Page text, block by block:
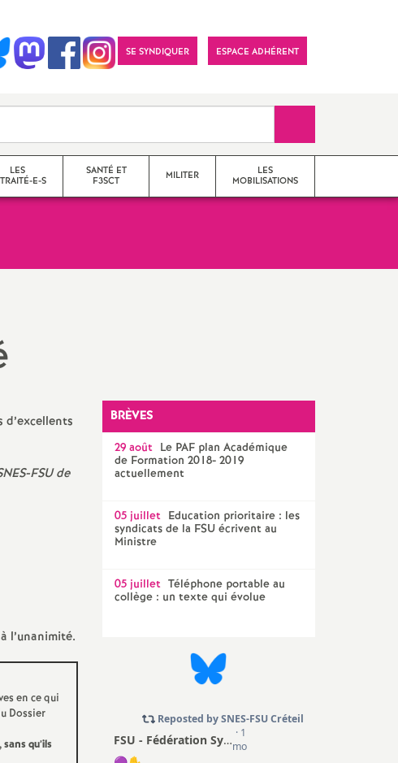
SE SYNDIQUER ESPACE ADHÉRENT
LES
E-S
SANTÉ ET
F3SCT
MILITER
outils pour les militant-e-s
GroupeLGBTQIA +
LES
MOBILISATIONS
-FSUde
l’unanimité.
en ce qui
Dossier
sans qu’ils
BRÈVES
29 août Le PAFplan Académique
de Formation 2018- 2019
actuellement
05 juillet Education prioritaire : les
syndicats de la FSUécrivent au
Ministre
05 juillet Téléphone portable au
collège : un texte qui évolue